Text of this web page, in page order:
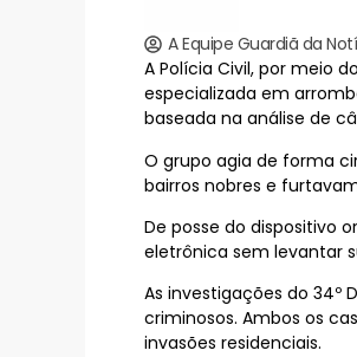
A Equipe Guardiã da
A Polícia Civil, por meio
especializada em
baseada na análise de
O grupo agia de forma
bairros nobres e
De posse do dispositivo
eletrônica sem levantar
As investigações do 34º
criminosos. Ambos os
invasões residenciais.